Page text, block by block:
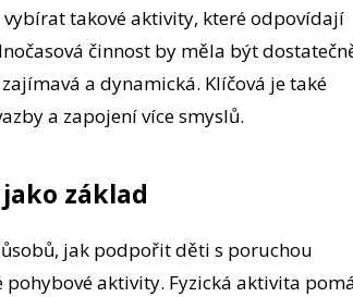
takové aktivity, které odpovídají
činnost by měla být
a dynamická. Klíčová je také
a zapojení více smyslů.
základ
jak podpořit děti s poruchou
aktivity. Fyzická aktivita